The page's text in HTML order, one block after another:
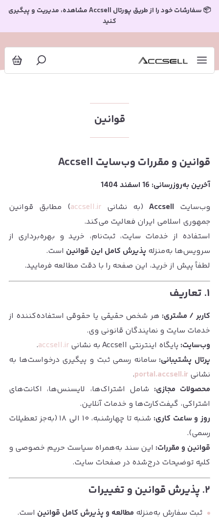
قوانین
📦 سفارشات خود را از طریق پورتال Accsell مشاهده، مدیریت و پیگیری
کنید
قوانین
قوانین و مقررات وب‌سایت Accsell
آخرین به‌روزرسانی: 16 اسفند 1404
وب‌سایت Accsell(به نشانیaccsell.ir) مطابق قوانین
جمهوری اسلامی ایران فعالیت می‌کند.
استفاده از خدمات سایت، ثبت‌نام، خرید و بهره‌برداری از
سرویس‌ها به‌منزله پذیرش کامل این قوانین است.
لطفاً پیش از خرید، این صفحه را با دقت مطالعه فرمایید.
۱. تعاریف
کاربر / مشتری: هر شخص حقیقی یا حقوقی استفاده‌کننده از
خدمات سایت و نمایندگان قانونی وی.
وب‌سایت: پایگاه اینترنتی Accsell به نشانی accsell.ir
.
پرتال پشتیبانی: سامانه رسمی ثبت و پیگیری درخواست‌ها به
نشانی portal.accsell.ir
.
محصولات مجازی: شامل اشتراک‌ها، لایسنس‌ها، اکانت‌های
اشتراکی، گیفت‌کارت‌ها و خدمات آنلاین.
روز و ساعت کاری:
شنبه تا چهارشنبه، ۱۰ الی ۱۸ (به‌جز تعطیلات
رسمی).
قوانین و مقررات: این سند به‌همراه سیاست حریم خصوصی و
کلیه توضیحات درج‌شده در صفحات سایت.
۲. پذیرش قوانین و تغییرات
ثبت سفارش به‌منزله مطالعه و پذیرش کامل قوانین است.